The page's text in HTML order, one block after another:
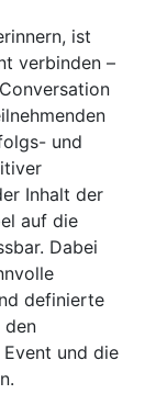
ist
verbinden –
und
Inhalt der
auf die
Dabei
definierte
den
und die